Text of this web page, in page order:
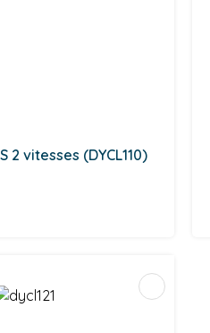
2 vitesses (DYCL110)